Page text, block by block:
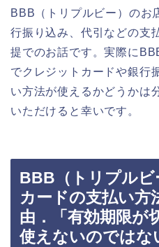
BBB（トリプルビー）のお
行振り込み、代引などの支
提でのお話です。実際に
でクレジットカードや銀行
い方法が使えるかどうかは
いただけると幸いです。
BBB（トリプルビ
カードの支払い方
由．「有効期限が
使えないのではな